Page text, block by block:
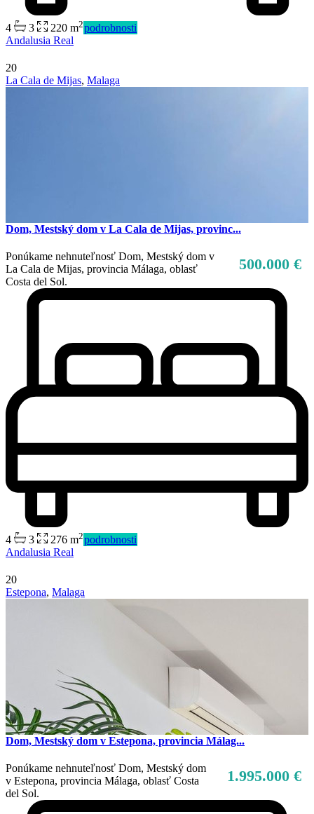
4 3 220 m2podrobnosti
Andalusia Real
20
La Cala de Mijas, Malaga
Dom, Mestský dom v La Cala de Mijas, provinc...
500.000 €
Ponúkame nehnuteľnosť Dom, Mestský dom v
La Cala de Mijas, provincia Málaga, oblasť
Costa del Sol.
4 3 276 m2podrobnosti
Andalusia Real
20
Estepona, Malaga
Dom, Mestský dom v Estepona, provincia Málag...
1.995.000 €
Ponúkame nehnuteľnosť Dom, Mestský dom
v Estepona, provincia Málaga, oblasť Costa
del Sol.